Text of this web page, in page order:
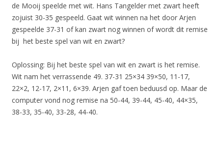
de Mooij speelde met wit. Hans Tangelder met zwart heeft
zojuist 30-35 gespeeld. Gaat wit winnen na het door Arjen
gespeelde 37-31 of kan zwart nog winnen of wordt dit remise
bij het beste spel van wit en zwart?
Oplossing: Bij het beste spel van wit en zwart is het remise.
Wit nam het verrassende 49. 37-31 25×34 39×50, 11-17,
22×2, 12-17, 2×11, 6×39. Arjen gaf toen beduusd op. Maar de
computer vond nog remise na 50-44, 39-44, 45-40, 44×35,
38-33, 35-40, 33-28, 44-40.